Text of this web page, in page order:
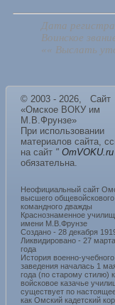
Дата
Воинское
«« Выслать
© 2003 - 2026, Сайт
«Омское ВОКУ им
М.В.Фрунзе»
При использовании
материалов сайта,
на сайт " OmVOKU.ru
обязательна.
Неофициальный сайт
высшего общевойскового
командного дважды
Краснознаменное
имени М.В.Фрунзе
Создано - 28 декабря
Ликвидировано - 27
года
История военно-учебного
заведения началась 1
года (по старому стилю)
войсковое казачье
существует по
как Омский кадетский